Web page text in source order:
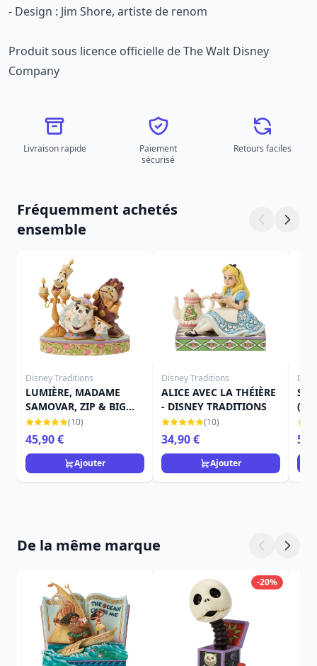
- Design : Jim Shore, artiste de renom
Produit sous licence officielle de The Walt Disney
Company
Livraison rapide
Paiement
sécurisé
Retours faciles
Fréquemment achetés
ensemble
Disney Traditions
LUMIÈRE, MADAME
SAMOVAR, ZIP & BIG
BEN – DISNEY
TRADITIONS
(10)
45,90 €
Ajouter
Disney Traditions
ALICE AVEC LA THÉIÈRE
- DISNEY TRADITIONS
(10)
34,90 €
Ajouter
De la même marque
-20%